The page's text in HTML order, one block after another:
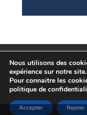
Espace privé
©
Nous utilisons des
expérience sur notre site.
Pour connaitre les
politique de
Accepter Rejeter